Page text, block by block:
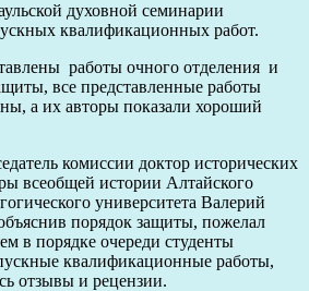
духовной семинарии
квалификационных работ.
работы очного отделения и
все представленные работы
а их авторы показали хороший
комиссии доктор исторических
всеобщей истории Алтайского
университета Валерий
порядок защиты, пожелал
в порядке очереди студенты
квалификационные работы,
отзывы и рецензии.